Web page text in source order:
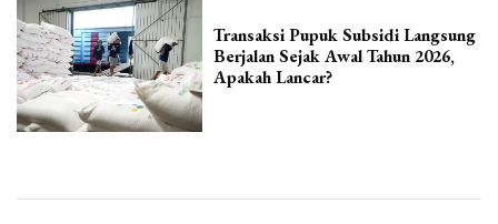
Transaksi Pupuk Subsidi Langsung
Berjalan Sejak Awal Tahun 2026,
Apakah Lancar?